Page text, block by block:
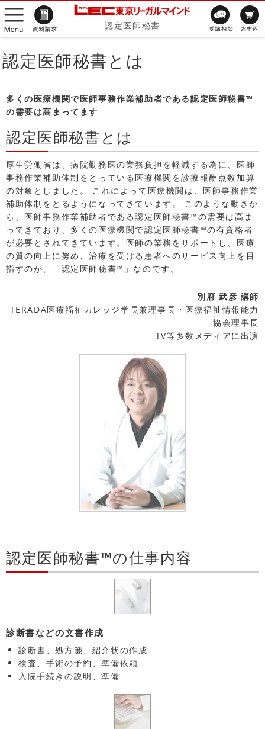
認定医師秘書
認定医師秘書とは
多くの医療機関で医師事務作業補助者である認定医師秘書™
の需要は高まってます
認定医師秘書とは
厚生労働省は、病院勤務医の業務負担を軽減する為に、医師
事務作業補助体制をとっている医療機関を診療報酬点数加算
の対象としました。 これによって医療機関は、医師事務作業
補助体制をとるようになってきています。 このような動きか
ら、医師事務作業補助者である認定医師秘書™の需要は高ま
ってきており、多くの医療機関で認定医師秘書™の有資格者
が必要とされてきています。医師の業務をサポートし、医療
の質の向上に努め、治療を受ける患者へのサービス向上を目
指すのが、「認定医師秘書™」なのです。
別府 武彦 講師
TERADA医療福祉カレッジ学長兼理事長・医療福祉情報能力
協会理事長
TV等多数メディアに出演
認定医師秘書™の仕事内容
診断書などの文書作成
診断書、処方箋、紹介状の作成
検査、手術の予約、準備依頼
入院手続きの説明、準備